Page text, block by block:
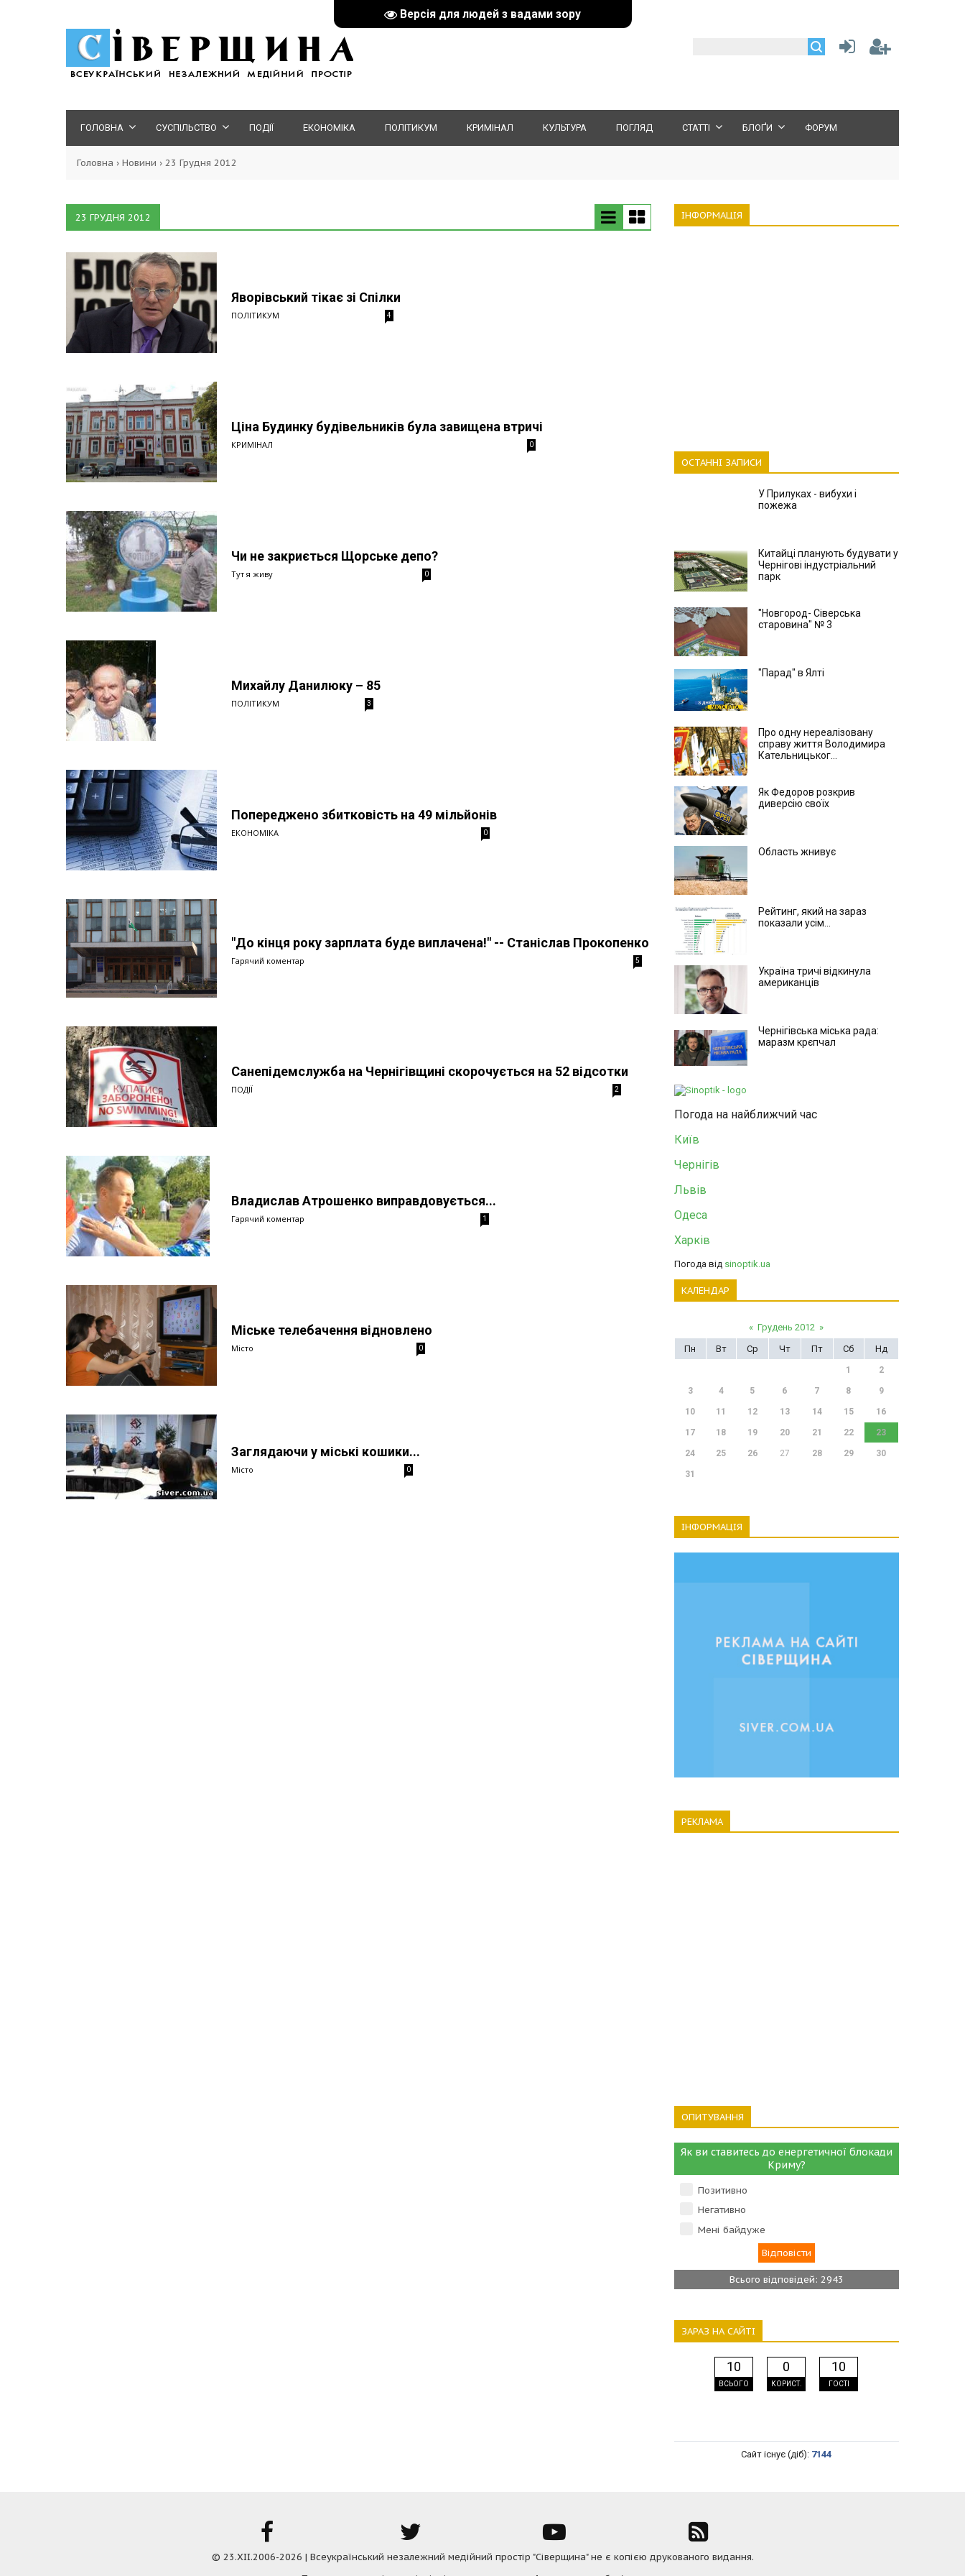
Версія для людей з вадами зору
ГОЛОВНА СУСПІЛЬСТВО ПОДІЇ ЕКОНОМІКА ПОЛІТИКУМ КРИМІНАЛ КУЛЬТУРА ПОГЛЯД СТАТТІ БЛОҐИ ФОРУМ
Головна › Новини › 23 Грудня 2012
23 ГРУДНЯ 2012
Яворівський тікає зі Спілки
ПОЛІТИКУМ 4
Ціна Будинку будівельників була завищена втричі
КРИМІНАЛ 0
Чи не закриється Щорське депо?
Тут я живу 0
Михайлу Данилюку – 85
ПОЛІТИКУМ 3
Попереджено збитковість на 49 мільйонів
ЕКОНОМІКА 0
"До кінця року зарплата буде виплачена!" -- Станіслав Прокопенко
Гарячий коментар 5
Санепідемслужба на Чернігівщині скорочується на 52 відсотки
ПОДІЇ 2
Владислав Атрошенко виправдовується...
Гарячий коментар 1
Міське телебачення відновлено
Місто 0
Заглядаючи у міські кошики...
Місто 0
ІНФОРМАЦІЯ
ОСТАННІ ЗАПИСИ
У Прилуках - вибухи і
пожежа
Китайці планують будувати у
Чернігові індустріальний
парк
"Новгород- Сіверська
старовина" № 3
"Парад" в Ялті
Про одну нереалізовану
справу життя Володимира
Кательницьког...
Як Федоров розкрив
диверсію своїх
Область жнивує
Рейтинг, який на зараз
показали усім...
Україна тричі відкинула
американців
Чернігівська міська рада:
маразм крєпчал
Погода на найближчий час
Київ
Чернігів
Львів
Одеса
Харків
Погода від sinoptik.ua
КАЛЕНДАР
« Грудень 2012 »
Пн
Вт Ср Чт Пт Сб Нд
1 2
3 4 5 6 7 8 9
10 11 12 13 14 15 16
17 18 19 20 21 22 23
24 25 26 27 28 29 30
31
ІНФОРМАЦІЯ
РЕКЛАМА
ОПИТУВАННЯ
Як ви ставитесь до енергетичної блокади
Криму?
Позитивно
Негативно
Мені байдуже
Всього відповідей: 2943
ЗАРАЗ НА САЙТІ
10
ВСЬОГО
0
КОРИСТ.
10
ГОСТІ
Сайт існує (діб): 7144
© 23.XII.2006-2026 | Всеукраїнський незалежний медійний простір "Сіверщина" не є копією друкованого видання.